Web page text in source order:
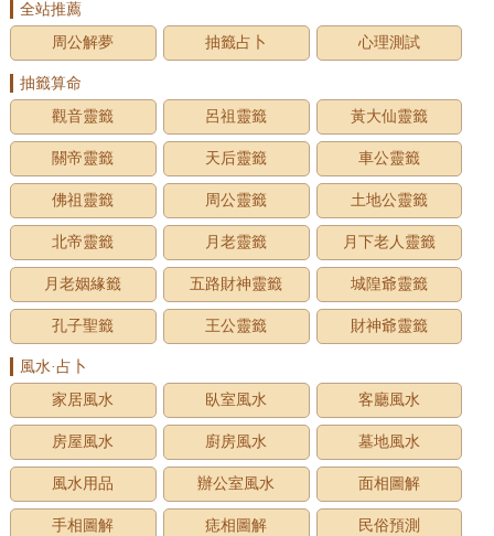
全站推薦
周公解夢
抽籤占卜 心理測試
抽籤算命
觀音靈籤
呂祖靈籤 黃大仙靈籤
關帝靈籤 天后靈籤 車公靈籤
佛祖靈籤 周公靈籤 土地公靈籤
北帝靈籤 月老靈籤 月下老人靈籤
月老姻緣籤 五路財神靈籤 城隍爺靈籤
孔子聖籤 王公靈籤 財神爺靈籤
風水·占卜
家居風水
臥室風水 客廳風水
房屋風水 廚房風水 墓地風水
風水用品 辦公室風水 面相圖解
手相圖解 痣相圖解 民俗預測